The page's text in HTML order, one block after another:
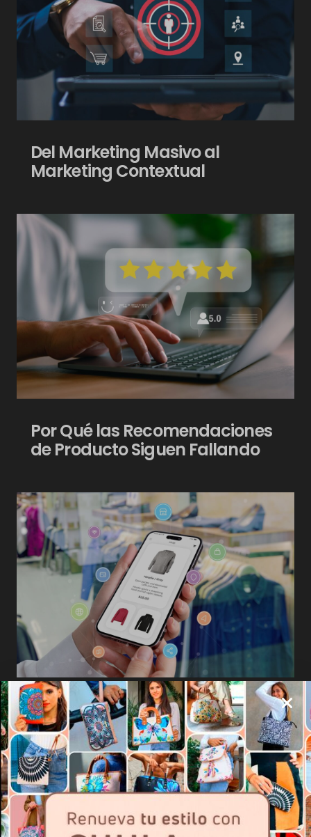
Del Marketing Masivo al
Marketing Contextual
Por Qué las Recomendaciones
de Producto Siguen Fallando
La IA ya Está Redefiniendo la
Experiencia de Compra